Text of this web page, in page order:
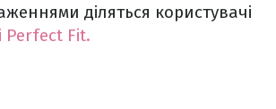
діляться користувачі
Perfect Fit.